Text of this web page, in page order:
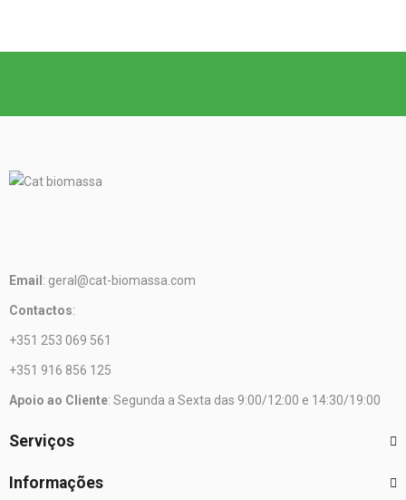
Email : geral@cat-biomassa.com
Contactos:
+351 253 069 561
+351 916 856 125
Apoio ao Cliente: Segunda a Sexta das 9:00/12:00 e 14:30/19:00
Serviços
Informações